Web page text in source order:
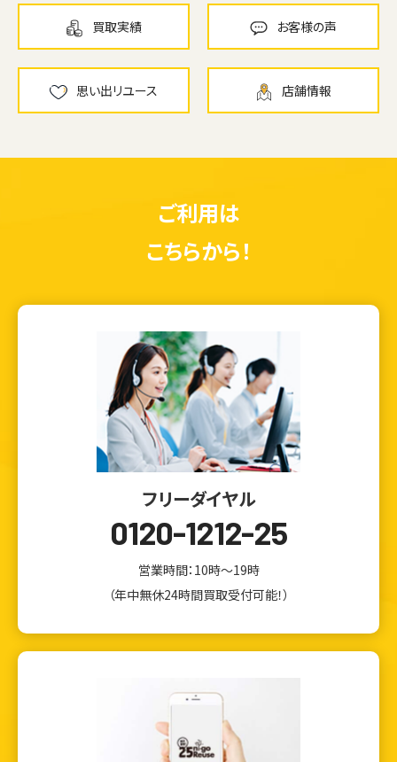
買取実績 お客様の声
思い出リユース 店舗情報
ご利用は
こちらから！
フリーダイヤル
0120-1212-25
営業時間：10時～19時
（年中無休24時間買取受付可能！）